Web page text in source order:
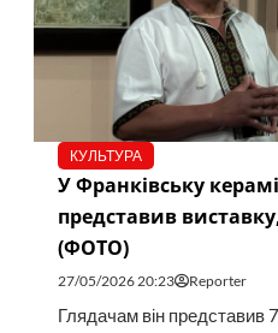
КУЛЬТУРА
У Франківську
представив
(ФОТО)
27/05/2026 20:23 Reporter
Глядачам він представив